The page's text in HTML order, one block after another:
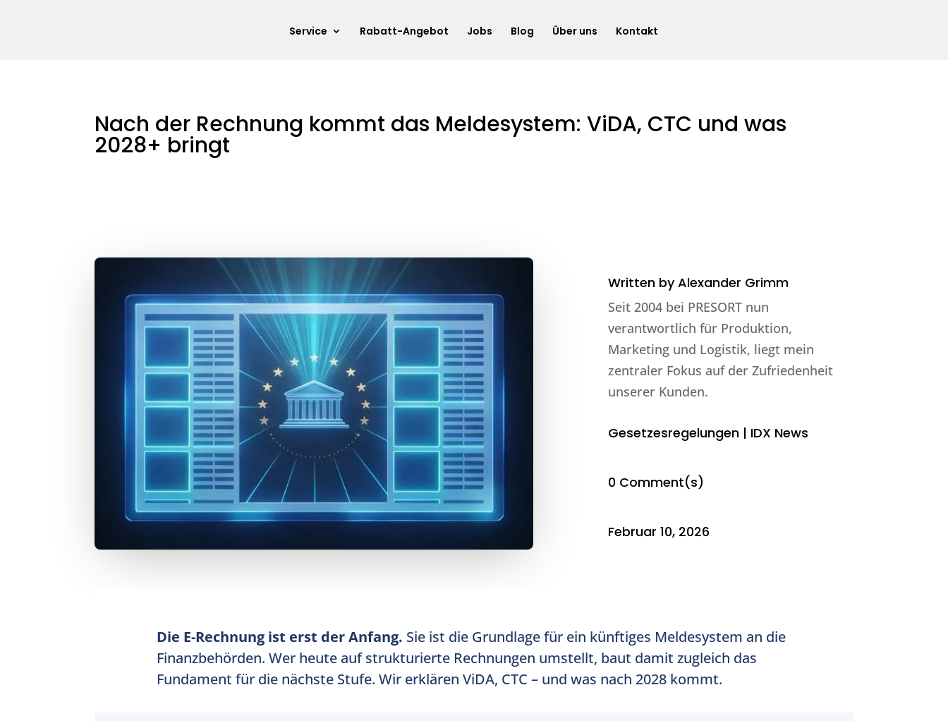
Service Rabatt-Angebot Jobs Blog Über uns Kontakt
Nach der Rechnung kommt das Meldesystem: ViDA, CTC und was
2028+ bringt
Written byAlexander Grimm
Seit 2004 bei PRESORT nun
verantwortlich für Produktion,
Marketing und Logistik, liegt mein
zentraler Fokus auf der Zufriedenheit
unserer Kunden.
Gesetzesregelungen | IDX News
0 Comment(s)
Februar 10, 2026
Die E-Rechnung ist erst der Anfang. Sie ist die Grundlage für ein künftiges Meldesystem an die
Finanzbehörden. Wer heute auf strukturierte Rechnungen umstellt, baut damit zugleich das
Fundament für die nächste Stufe. Wir erklären ViDA, CTC – und was nach 2028 kommt.